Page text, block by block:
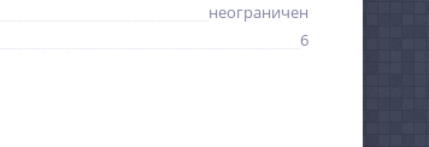
неограничен
6